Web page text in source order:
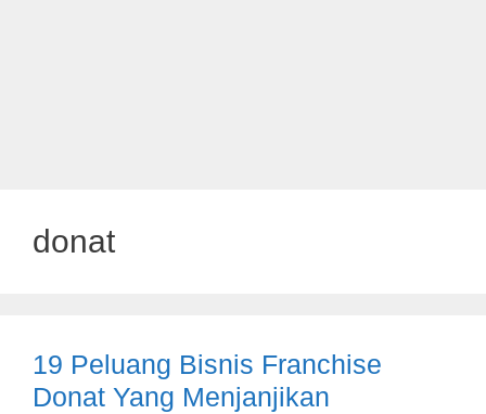
donat
19 Peluang Bisnis Franchise
Donat Yang Menjanjikan